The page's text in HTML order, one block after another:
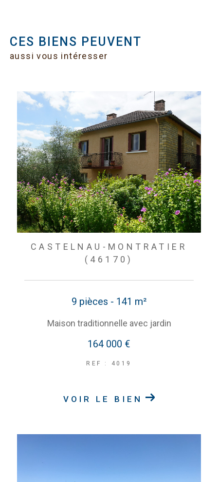
CES BIENS PEUVENT
aussi vous intéresser
CASTELNAU-MONTRATIER
(46170)
9 pièces - 141 m²
Maison traditionnelle avec jardin
164 000 €
REF : 4019
VOIR LE BIEN